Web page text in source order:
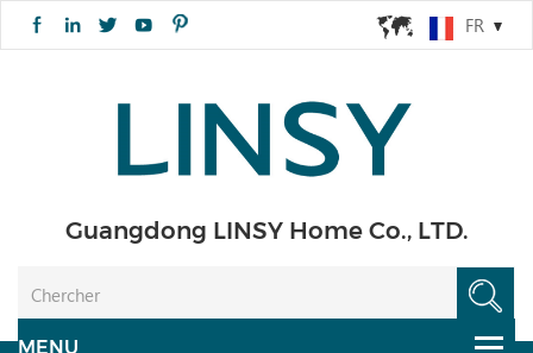
FR
Guangdong LINSY Home Co., LTD.